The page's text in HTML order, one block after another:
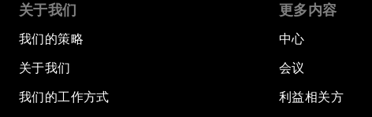
关于我们
我们的策略
关于我们
我们的工作方式
更多内容
中心
会议
利益相关方